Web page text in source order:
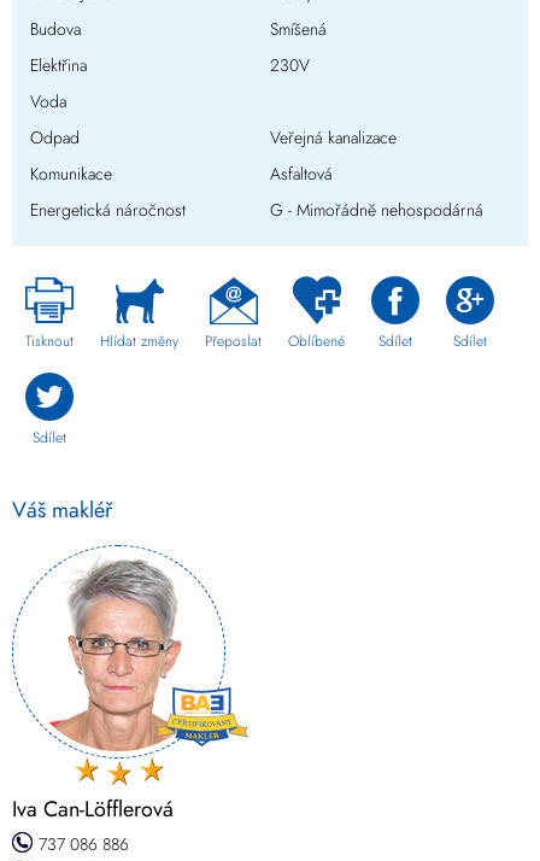
Budova
Smíšená
Elektřina
230V
Voda
Odpad
Veřejná kanalizace
Komunikace
Asfaltová
Energetická náročnost
G - Mimořádně nehospodárná
Tisknout Hlídat změny Přeposlat Oblíbené Sdílet Sdílet
Sdílet
Váš makléř
Iva Can-Löfflerová
737 086 886